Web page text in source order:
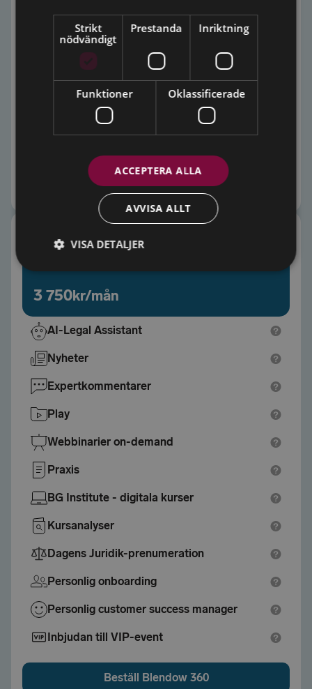
Webbinarier on-demand
Personlig onboarding
Personlig customer success manager
Beställ Total
Blendow 360
3 750kr/mån
AI-Legal Assistant
Nyheter
Expertkommentarer
Play
Webbinarier on-demand
Praxis
BG Institute - digitala kurser
Kursanalyser
Dagens Juridik-prenumeration
Personlig onboarding
Personlig customer success manager
Inbjudan till VIP-event
Beställ Blendow 360
Strikt
nödvändigt
Prestanda Inriktning
Funktioner Oklassificerade
ACCEPTERA ALLA
AVVISA ALLT
VISA DETALJER